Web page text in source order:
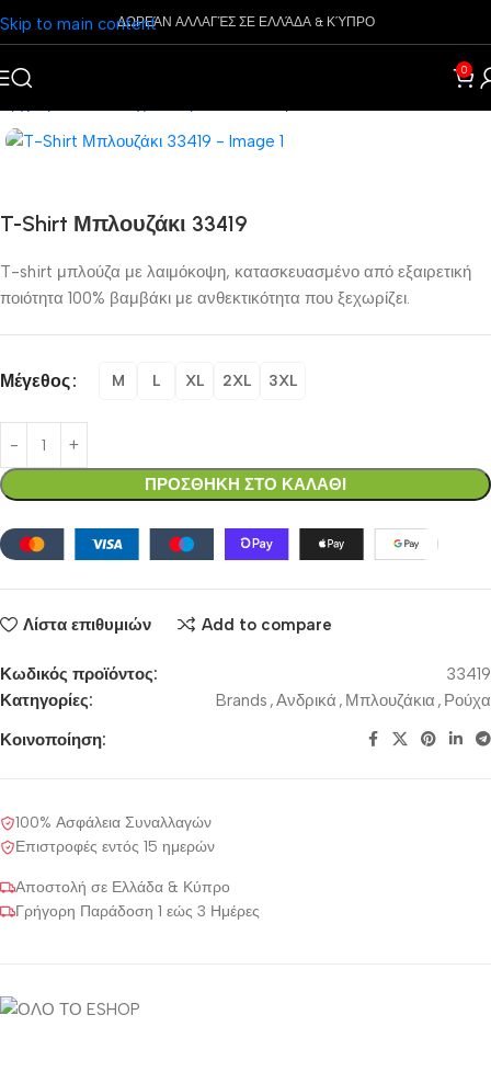
Skip to main contentΔΩΡΕΆΝ ΑΛΛΑΓΈΣ ΣΕ ΕΛΛΆΔΑ & ΚΎΠΡΟ
0
T-Shirt Μπλουζάκι 33419
T-shirt μπλούζα με λαιμόκοψη, κατασκευασμένο από εξαιρετική
ποιότητα 100% βαμβάκι με ανθεκτικότητα που ξεχωρίζει.
Μέγεθος M L XL 2XL 3XL
ΠΡΟΣΘΗΚΗ ΣΤΟ ΚΑΛΑΘΙ
Λίστα επιθυμιών Add to compare
Κωδικός προϊόντος:
33419
Κατηγορίες:
Brands ,Ανδρικά , Μπλουζάκια , Ρούχα
Κοινοποίηση:
100% Ασφάλεια Συναλλαγών
Επιστροφές εντός 15 ημερών
Αποστολή σε Ελλάδα & Κύπρο
Γρήγορη Παράδοση 1 εώς 3 Ημέρες